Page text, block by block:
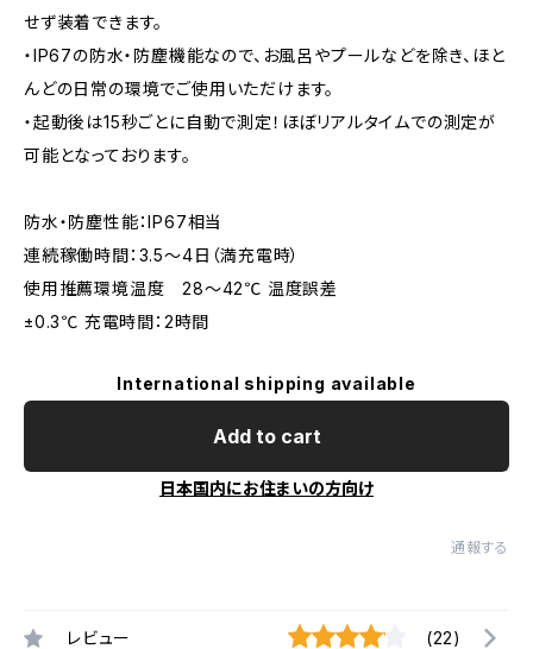
せず装着できます。
・IP67の防水・防塵機能なので、お風呂やプールなどを除き、ほと
んどの日常の環境でご使用いただけます。
・起動後は15秒ごとに自動で測定！ほぼリアルタイムでの測定が
可能となっております。
防水・防塵性能：IP67相当
連続稼働時間：3.5～4日（満充電時）
使用推薦環境温度 28～42℃ 温度誤差
±0.3℃ 充電時間：2時間
International shipping available
Add to cart
日本国内にお住まいの方向け
通報する
レビュー (22)